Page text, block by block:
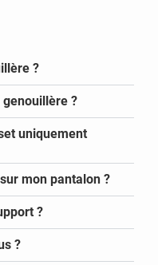
?
?
uniquement
mon pantalon ?
?
?